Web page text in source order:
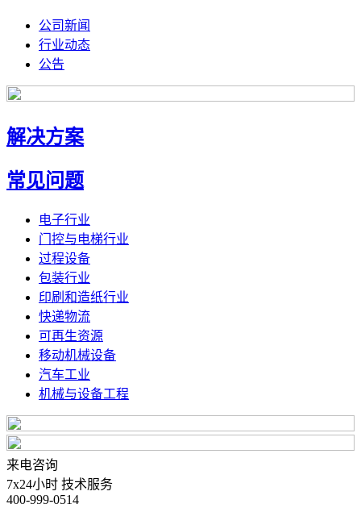
公司新闻
行业动态
公告
解决方案
常见问题
电子行业
门控与电梯行业
过程设备
包装行业
印刷和造纸行业
快递物流
可再生资源
移动机械设备
汽车工业
机械与设备工程
来电咨询
7x24小时 技术服务
400-999-0514